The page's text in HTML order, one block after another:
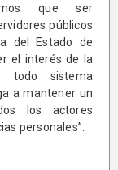
que ser
públicos
del Estado de
el interés de la
todo sistema
a mantener un
los actores
personales”.